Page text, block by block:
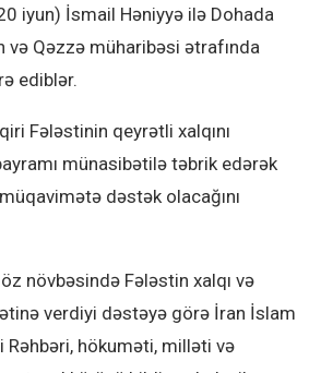
iyun) İsmail Həniyyə ilə Dohada
və Qəzzə müharibəsi ətrafında
ediblər.
Fələstinin qeyrətli xalqını
münasibətilə təbrik edərək
dəstək olacağını
növbəsində Fələstin xalqı və
verdiyi dəstəyə görə İran İslam
Rəhbəri, hökuməti, milləti və